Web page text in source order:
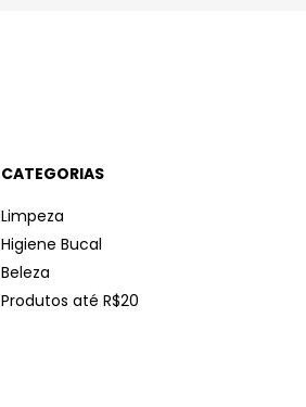
CATEGORIAS
Limpeza
Higiene Bucal
Beleza
Produtos até R$20